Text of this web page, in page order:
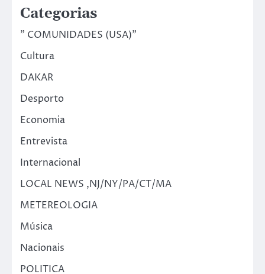
Categorias
" COMUNIDADES (USA)"
Cultura
DAKAR
Desporto
Economia
Entrevista
Internacional
LOCAL NEWS ,NJ/NY/PA/CT/MA
METEREOLOGIA
Música
Nacionais
POLITICA